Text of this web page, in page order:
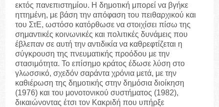
εκτός πανεπιστημίου. Η δημοτική μπορεί να βγήκε
ηττημένη, με βάση την απόφαση του πειθαρχικού και
του ΣτΕ, ωστόσο κατόρθωσε να στοιχίσει πίσω της
σημαντικές κοινωνικές και πολιτικές δυνάμεις που
έβλεπαν σε αυτή την αντιδικία να καθρεφτίζεται η
σύγκρουση της πνευματικής προόδου με την
στασιμότητα. Το επίσημο κράτος έδωσε λύση στο
γλωσσικό, σχεδόν σαράντα χρόνια μετά, με την
καθιέρωση της δημοτικής στην δημόσια διοίκηση
(1976) και του μονοτονικού συστήματος (1982),
δικαιώνοντας έτσι τον Κακριδή που υπήρξε